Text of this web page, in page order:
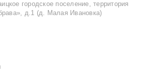
городское поселение, территория
д.1 (д. Малая Ивановка)